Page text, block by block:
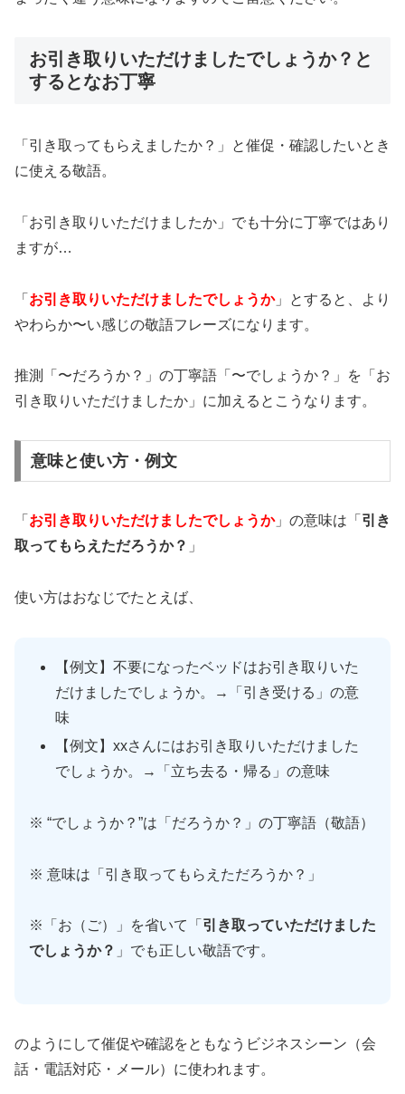
お引き取りいただけましたでしょうか？と
するとなお丁寧
「引き取ってもらえましたか？」と催促・確認したいとき
に使える敬語。
「お引き取りいただけましたか」でも十分に丁寧ではあり
ますが…
「 お引き取りいただけましたでしょうか」とすると、より
やわらか〜い感じの敬語フレーズになります。
推測「〜だろうか？」の丁寧語「〜でしょうか？」を「お
引き取りいただけましたか」に加えるとこうなります。
意味と使い方・例文
「 お引き取りいただけましたでしょうか」の意味は「 引き
取ってもらえただろうか？ 」
使い方はおなじでたとえば、
【例文】不要になったベッドはお引き取りいた
だけましたでしょうか。→「引き受ける」の意
味
【例文】xxさんにはお引き取りいただけました
でしょうか。→「立ち去る・帰る」の意味
※ “でしょうか？”は「だろうか？」の丁寧語（敬語）
※ 意味は「引き取ってもらえただろうか？」
※「お（ご）」を省いて「 引き取っていただけました
でしょうか？ 」でも正しい敬語です。
のようにして催促や確認をともなうビジネスシーン（会
話・電話対応・メール）に使われます。